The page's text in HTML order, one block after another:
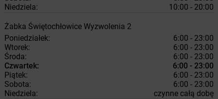
Niedziela:
10:00 - 20:00
Żabka Świętochłowice Wyzwolenia 2
Poniedziałek:
6:00 - 23:00
Wtorek:
6:00 - 23:00
Środa:
6:00 - 23:00
Czwartek:
6:00 - 23:00
Piątek:
6:00 - 23:00
Sobota:
6:00 - 23:00
Niedziela:
czynne całą dobę